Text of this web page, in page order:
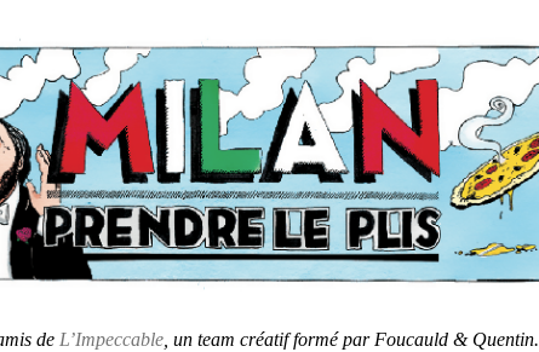
de L’Impeccable , un team créatif formé par Foucauld & Quentin.